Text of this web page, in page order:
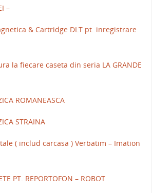
–
& Cartridge DLT pt. inregistrare
la fiecare caseta din seria LA GRANDE
ROMANEASCA
STRAINA
( includ carcasa ) Verbatim – Imation
PT. REPORTOFON – ROBOT